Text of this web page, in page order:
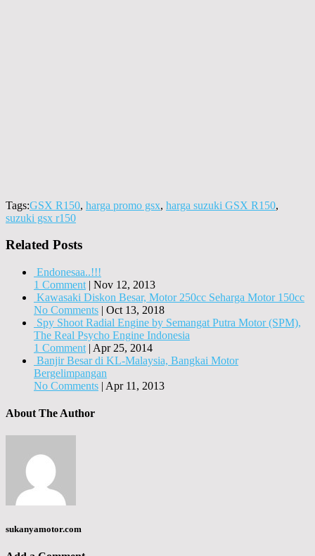
Tags:GSX R150, harga promo gsx, harga suzuki GSX R150,
suzuki gsx r150
Related Posts
Endonesaa..!!!
1 Comment | Nov 12, 2013
Kawasaki Diskon Besar, Motor 250cc Seharga Motor 150cc
No Comments | Oct 13, 2018
Spy Shoot Radial Engine by Semangat Putra Motor (SPM),
The Real Psycho Engine Indonesia
1 Comment | Apr 25, 2014
Banjir Besar di KL-Malaysia, Bangkai Motor
Bergelimpangan
No Comments | Apr 11, 2013
About The Author
sukanyamotor.com